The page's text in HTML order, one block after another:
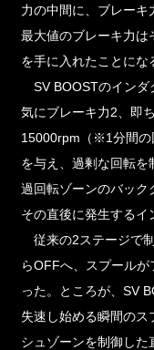
力の中間に、ブレーキ
最大値のブレーキ力は
を手に入れたことにな
SV BOOSTのイン
気にブレーキ力2、即
15000rpm（※1分間の
を与え、過剰な回転
過回転ゾーンのバック
その直後に発生するイ
従来の2ステージで
らOFFへ、スプール
った。ところが、SV
失速し始める瞬間のス
シュゾーンを制御し